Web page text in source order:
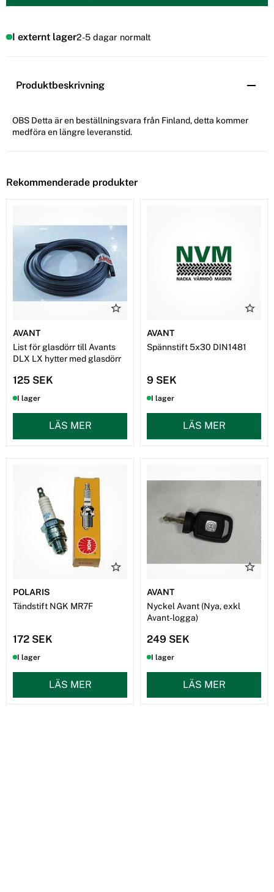
I externt lager2-5 dagar normalt
Produktbeskrivning
OBS Detta är en beställningsvara från Finland, detta kommer
medföra en längre leveranstid.
Rekommenderade produkter
AVANT
List för glasdörr till Avants
DLX LX hytter med glasdörr
125 SEK
I lager
LÄS MER
AVANT
Spännstift 5x30 DIN1481
9 SEK
I lager
LÄS MER
POLARIS
Tändstift NGK MR7F
172 SEK
I lager
LÄS MER
AVANT
Nyckel Avant (Nya, exkl
Avant-logga)
249 SEK
I lager
LÄS MER